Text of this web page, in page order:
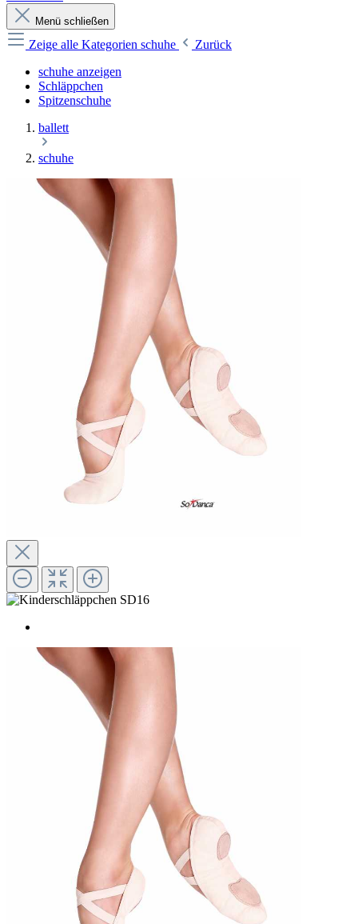
Menü schließen
Zeige alle Kategorien schuhe
Zurück
schuhe anzeigen
Schläppchen
Spitzenschuhe
ballett
schuhe